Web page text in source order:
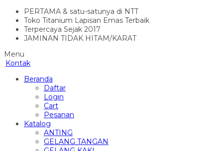
PERTAMA & satu-satunya di NTT
Toko Titanium Lapisan Emas Terbaik
Terpercaya Sejak 2017
JAMINAN TIDAK HITAM/KARAT
Menu
Kontak
Beranda
Daftar
Login
Cart
Pesanan
Katalog
ANTING
GELANG TANGAN